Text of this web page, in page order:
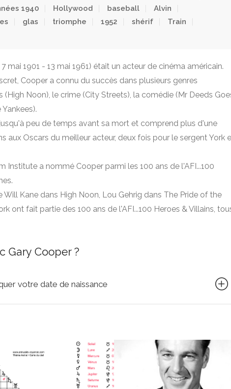
1940 Hollywood baseball
Alvin
glas triomphe 1952 shérif
Train
mai 1901 - 13 mai 1961) était un acteur de cinéma américain.
Cooper a connu du succès dans plusieurs genres
Noon), le crime (City Streets), la comédie (Mr Deeds
peu de temps avant sa mort et comprend plus d'une
aux Oscars du meilleur acteur, deux fois pour le sergent York
Institute a nommé Cooper parmi les 100 ans de l'AFI...100
Kane dans High Noon, Lou Gehrig dans The Pride of the
ont fait partie des 100 ans de l'AFI...100 Heroes & Villains,
Gary Cooper ?
votre date de naissance